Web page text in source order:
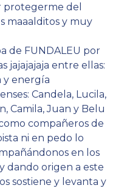
protegerme del
maaalditos y muy
de FUNDALEU por
jajajajaja entre ellas:
y energía
Candela, Lucila,
Camila, Juan y Belu
compañeros de
ni en pedo lo
en los
dando origen a este
sostiene y levanta y